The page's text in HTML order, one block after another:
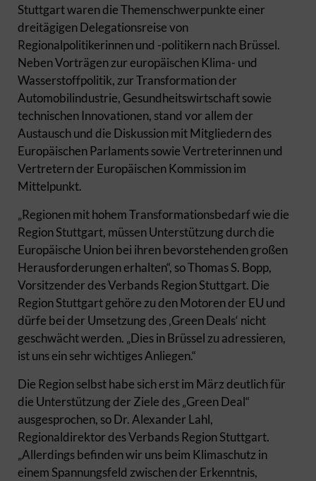
Stuttgart waren die Themenschwerpunkte einer
dreitägigen Delegationsreise von
Regionalpolitikerinnen und -politikern nach Brüssel.
Neben Vorträgen zur europäischen Klima- und
Wasserstoffpolitik, zur Transformation der
Automobilindustrie, Gesundheitswirtschaft sowie
technischen Innovationen, stand vor allem der
Austausch und die Diskussion mit Mitgliedern des
Europäischen Parlaments sowie Vertreterinnen und
Vertretern der Europäischen Kommission im
Mittelpunkt.
„Regionen mit hohem Transformationsbedarf wie die
Region Stuttgart, müssen Unterstützung durch die
Europäische Union bei ihren bevorstehenden großen
Herausforderungen erhalten“, so Thomas S. Bopp,
Vorsitzender des Verbands Region Stuttgart. Die
Region Stuttgart gehöre zu den Motoren der EU und
dürfe bei der Umsetzung des ‚Green Deals‘ nicht
geschwächt werden. „Dies in Brüssel zu adressieren,
ist uns ein sehr wichtiges Anliegen.“
Die Region selbst habe sich erst im März deutlich für
die Unterstützung der Ziele des „Green Deal“
ausgesprochen, so Dr. Alexander Lahl,
Regionaldirektor des Verbands Region Stuttgart.
„Allerdings befinden wir uns beim Klimaschutz in
einem Spannungsfeld zwischen der Erkenntnis,